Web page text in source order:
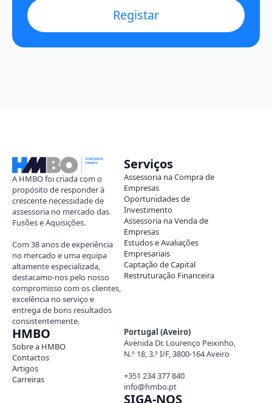
Registar
A HMBO foi criada com o
propósito de responder à
crescente necessidade de
assessoria no mercado das
Fusões e Aquisições.
Com 38 anos de experiência
no mercado e uma equipa
altamente especializada,
destacamo-nos pelo nosso
compromisso com os clientes,
excelência no serviço e
entrega de bons resultados
consistentemente.
Serviços
Assessoria na Compra de
Empresas
Oportunidades de
Investimento
Assessoria na Venda de
Empresas
Estudos e Avaliações
Empresariais
Captação de Capital
Restruturação Financeira
HMBO
Sobre a HMBO
Contactos
Artigos
Carreiras
Portugal (Aveiro)
Avenida Dr. Lourenço Peixinho,
N.º 18, 3.º I/F, 3800-164 Aveiro
+351 234 377 840
info@hmbo.pt
SIGA-NOS